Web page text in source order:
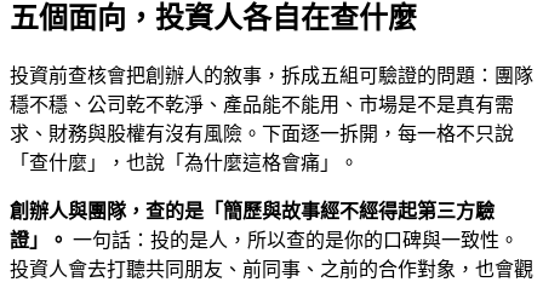
五個面向，投資人各自在查什麼
投資前查核會把創辦人的敘事，拆成五組可驗證的問題：團隊
穩不穩、公司乾不乾淨、產品能不能用、市場是不是真有需
求、財務與股權有沒有風險。下面逐一拆開，每一格不只說
「查什麼」，也說「為什麼這格會痛」。
創辦人與團隊，查的是「簡歷與故事經不經得起第三方驗
證」。 一句話：投的是人，所以查的是你的口碑與一致性。
投資人會去打聽共同朋友、前同事、之前的合作對象，也會觀